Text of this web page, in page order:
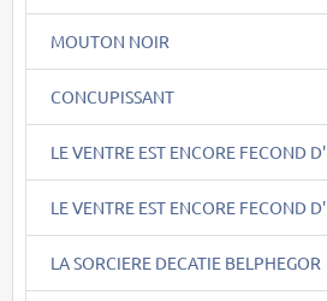
MOUTON NOIR
CONCUPISSANT
LE VENTRE EST ENCORE FECOND D'
LE VENTRE EST ENCORE FECOND D'
LA SORCIERE DECATIE BELPHEGOR